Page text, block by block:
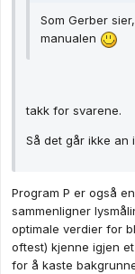
Som Gerber
manualen
takk for svarene.
Så det går ikke an
Program P er også
sammenligner
optimale verdier for
oftest) kjenne igjen
for å kaste